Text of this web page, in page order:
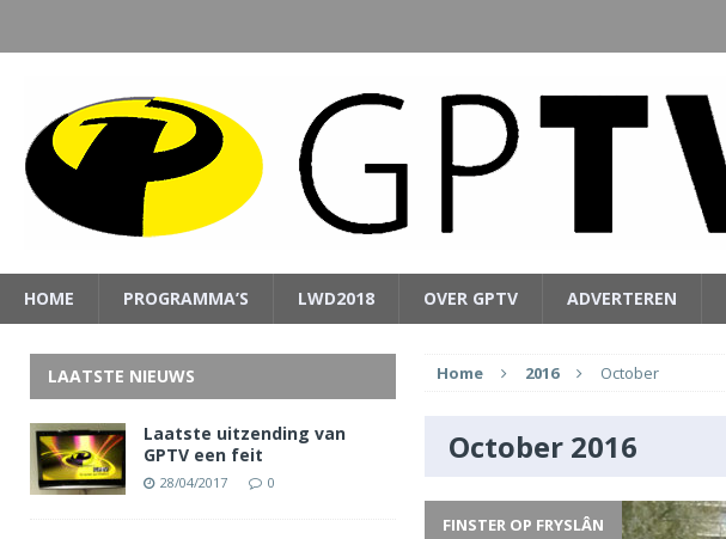
HOME PROGRAMMA’S LWD2018 OVER GPTV ADVERTEREN
Home 2016 October
October 2016
FINSTER OP FRYSLÂN
LAATSTE NIEUWS
Laatste uitzending van
GPTV een feit
28/04/2017 0